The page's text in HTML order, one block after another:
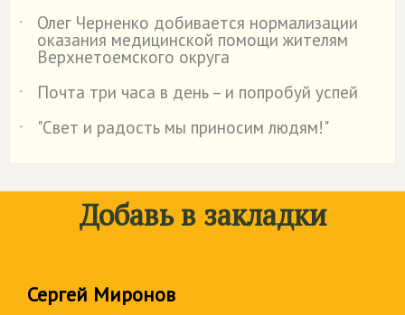
˙
Олег Черненко добивается нормализации
оказания медицинской помощи жителям
Верхнетоемского округа
˙
Почта три часа в день – и попробуй успей
˙
"Свет и радость мы приносим людям!"
Добавь в закладки
Сергей Миронов